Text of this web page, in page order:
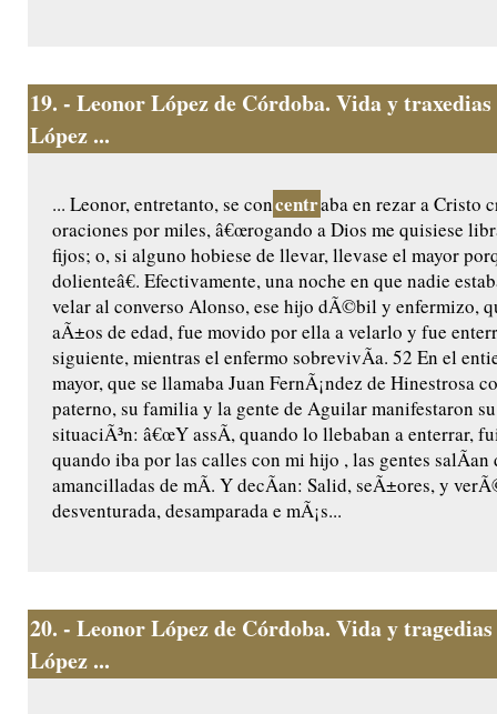
19. - Leonor López de Córdoba. Vida y
López ...
... Leonor, entretanto, se concentraba en rezar a Cristo
oraciones por miles, â€œrogando a Dios me quisiese
fijos; o, si alguno hobiese de llevar, llevase el mayor
dolienteâ€. Efectivamente, una noche en que nadie
velar al converso Alonso, ese hijo dÃ©bil y enfermizo,
aÃ±os de edad, fue movido por ella a velarlo y fue
siguiente, mientras el enfermo sobrevivÃ­a. 52 En el
mayor, que se llamaba Juan FernÃ¡ndez de Hinestrosa
paterno, su familia y la gente de Aguilar manifestaron
situaciÃ³n: â€œY assÃ­, quando lo llebaban a enterrar,
quando iba por las calles con mi hijo , las gentes salÃ­an
amancilladas de mÃ­. Y decÃ­an: Salid, seÃ±ores, y
desventurada, desamparada e mÃ¡s...
20. - Leonor López de Córdoba. Vida y
López ...